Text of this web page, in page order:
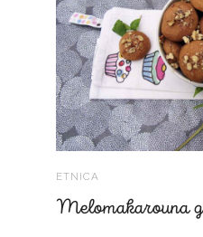
ETNICA
Melomakarouna